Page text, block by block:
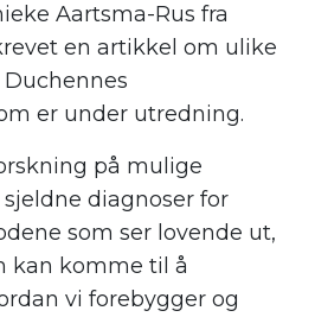
Aartsma-Rus fra
en artikkel om ulike
er under utredning.
på mulige
diagnoser for
som ser lovende ut,
kan komme til å
vi forebygger og